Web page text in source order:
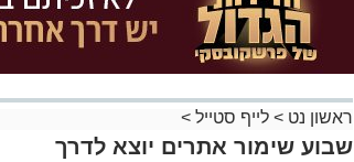
ראשון נט > לייף סטייל >
שבוע שימור אתרים יוצא לדרך